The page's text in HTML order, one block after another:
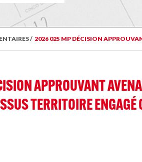
/ 2026 025 MP DÉCISION
APPROUVANT
TERRITOIRE